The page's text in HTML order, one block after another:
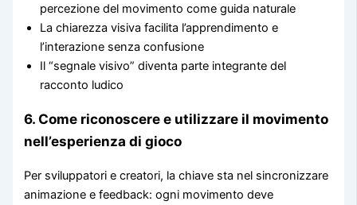
percezione del movimento come guida naturale
La chiarezza visiva facilita l’apprendimento e
l’interazione senza confusione
Il “segnale visivo” diventa parte integrante del
racconto ludico
6. Come riconoscere e utilizzare il movimento
nell’esperienza di gioco
Per sviluppatori e creatori, la chiave sta nel sincronizzare
animazione e feedback: ogni movimento deve